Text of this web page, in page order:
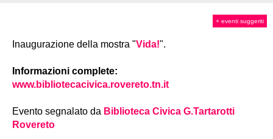
+ eventi suggeriti
Inaugurazione della mostra "Vida!".
Informazioni complete:
www.bibliotecacivica.rovereto.tn.it
Evento segnalato da Biblioteca Civica G.Tartarotti
Rovereto